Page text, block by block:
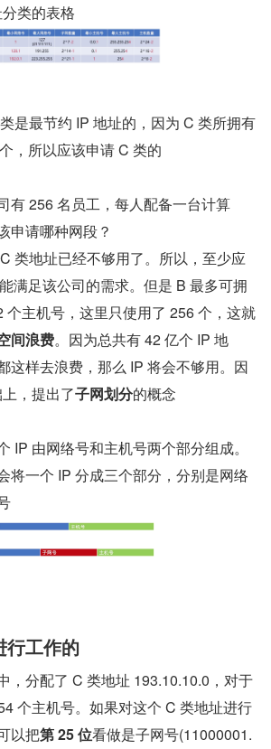
类的表格
是最节约 IP 地址的，因为 C 类所拥有
，所以应该申请 C 类的
有 256 名员工，每人配备一台计算
申请哪种网段？
类地址已经不够用了。所以，至少应
满足该公司的需求。但是 B 最多可拥
个主机号，这里只使用了 256 个，这就
间浪费。因为总共有 42 亿个 IP 地
这样去浪费，那么 IP 将会不够用。因
，提出了子网划分的概念
IP 由网络号和主机号两个部分组成。
将一个 IP 分成三个部分，分别是网络
行工作的
，分配了 C 类地址 193.10.10.0，对于
个主机号。如果对这个 C 类地址进行
以把第 25 位看做是子网号(11000001.